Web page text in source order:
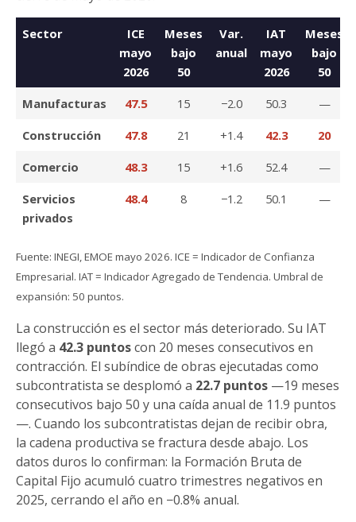
Sector
ICE
mayo
2026
Meses
bajo
50
Var.
anual
IAT
mayo
2026
Meses
bajo
50
Manufacturas
47.5 15 −2.0 50.3
—
Construcción
47.8 21 +1.4 42.3
20
Comercio
48.3 15 +1.6 52.4
—
Servicios
privados
48.4 8 −1.2 50.1 —
Fuente: INEGI, EMOE mayo 2026. ICE = Indicador de Confianza
Empresarial. IAT = Indicador Agregado de Tendencia. Umbral de
expansión: 50 puntos.
La construcción es el sector más deteriorado. Su IAT
llegó a 42.3 puntoscon 20 meses consecutivos en
contracción. El subíndice de obras ejecutadas como
subcontratista se desplomó a 22.7 puntos —19 meses
consecutivos bajo 50 y una caída anual de 11.9 puntos
—. Cuando los subcontratistas dejan de recibir obra,
la cadena productiva se fractura desde abajo. Los
datos duros lo confirman: la Formación Bruta de
Capital Fijo acumuló cuatro trimestres negativos en
2025, cerrando el año en −0.8% anual.